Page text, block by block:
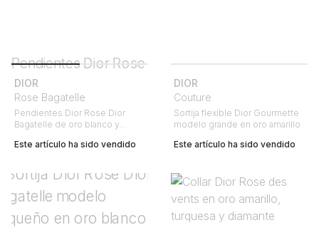
DIOR
Rose Bagatelle
Pendientes Dior Rose Dior
Bagatelle de oro blanco y
Este artículo ha sido vendido
DIOR
Couture
Sortija flexible Dior Gourmette
modelo grande en oro amarillo
Este artículo ha sido vendido